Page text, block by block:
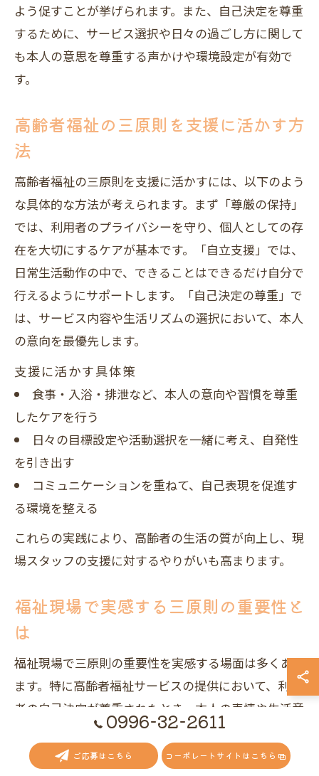
よう促すことが挙げられます。また、自己決定を尊重
するために、サービス選択や日々の過ごし方に関して
も本人の意思を尊重する声かけや環境設定が有効で
す。
高齢者福祉の三原則を支援に活かす方
法
高齢者福祉の三原則を支援に活かすには、以下のよう
な具体的な方法が考えられます。まず「尊厳の保持」
では、利用者のプライバシーを守り、個人としての存
在を大切にするケアが基本です。「自立支援」では、
日常生活動作の中で、できることはできるだけ自分で
行えるようにサポートします。「自己決定の尊重」で
は、サービス内容や生活リズムの選択において、本人
の意向を最優先します。
支援に活かす具体策
食事・入浴・排泄など、本人の意向や習慣を尊重
したケアを行う
日々の目標設定や活動選択を一緒に考え、自発性
を引き出す
コミュニケーションを重ねて、自己表現を促進す
る環境を整える
これらの実践により、高齢者の生活の質が向上し、現
場スタッフの支援に対するやりがいも高まります。
福祉現場で実感する三原則の重要性と
は
福祉現場で三原則の重要性を実感する場面は多くあり
ます。特に高齢者福祉サービスの提供において、利用
者の自己決定が尊重されたとき、本人の表情や生活意
欲に明らかな変化が見られることが少なくありませ
ん。例えば、日々の活動選択や食事のメニュー選びな
0996-32-2611
ご応募はこちら コーポレートサイトはこちら